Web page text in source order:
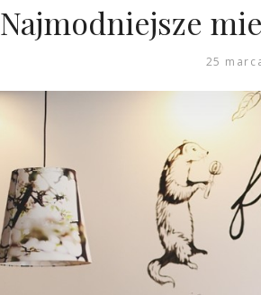
Najmodniejsze
25